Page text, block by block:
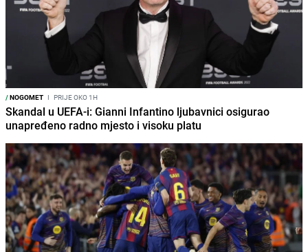
/NOGOMET I PRIJE OKO 1H
Skandal u UEFA-i: Gianni Infantino ljubavnici osigurao
unapređeno radno mjesto i visoku platu